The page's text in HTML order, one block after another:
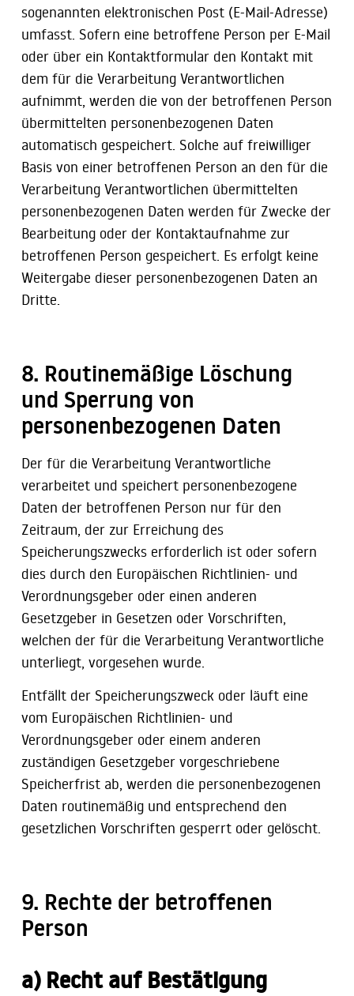
sogenannten elektronischen Post (E-Mail-Adresse)
umfasst. Sofern eine betroffene Person per E-Mail
oder über ein Kontaktformular den Kontakt mit
dem für die Verarbeitung Verantwortlichen
aufnimmt, werden die von der betroffenen Person
übermittelten personenbezogenen Daten
automatisch gespeichert. Solche auf freiwilliger
Basis von einer betroffenen Person an den für die
Verarbeitung Verantwortlichen übermittelten
personenbezogenen Daten werden für Zwecke der
Bearbeitung oder der Kontaktaufnahme zur
betroffenen Person gespeichert. Es erfolgt keine
Weitergabe dieser personenbezogenen Daten an
Dritte.
8. Routinemäßige Löschung
und Sperrung von
personenbezogenen Daten
Der für die Verarbeitung Verantwortliche
verarbeitet und speichert personenbezogene
Daten der betroffenen Person nur für den
Zeitraum, der zur Erreichung des
Speicherungszwecks erforderlich ist oder sofern
dies durch den Europäischen Richtlinien- und
Verordnungsgeber oder einen anderen
Gesetzgeber in Gesetzen oder Vorschriften,
welchen der für die Verarbeitung Verantwortliche
unterliegt, vorgesehen wurde.
Entfällt der Speicherungszweck oder läuft eine
vom Europäischen Richtlinien- und
Verordnungsgeber oder einem anderen
zuständigen Gesetzgeber vorgeschriebene
Speicherfrist ab, werden die personenbezogenen
Daten routinemäßig und entsprechend den
gesetzlichen Vorschriften gesperrt oder gelöscht.
9. Rechte der betroffenen
Person
a) Recht auf Bestätigung